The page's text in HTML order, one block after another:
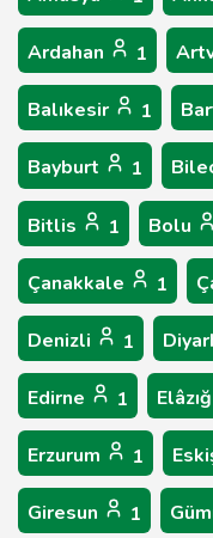
Ardahan 1
Balıkesir 1
Bayburt 1
Bitlis 1 Bolu
Çanakkale 1
Denizli 1
Edirne 1 Elâzığ
Erzurum 1
Giresun 1